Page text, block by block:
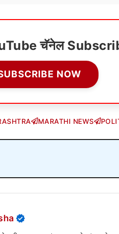
चॅनेल
NOW
MARATHI NEWS